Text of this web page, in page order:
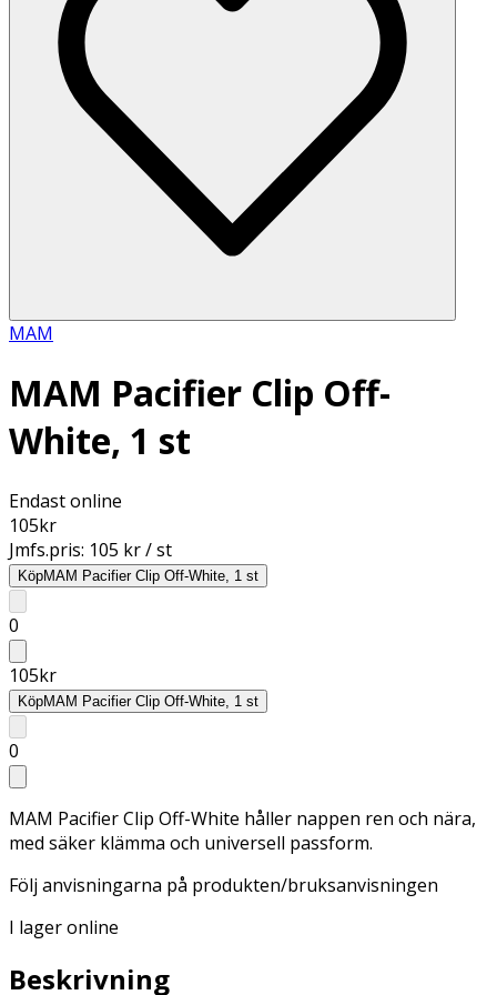
MAM
MAM Pacifier Clip Off-
White, 1 st
Endast online
105kr
Jmfs.pris: 105 kr / st
KöpMAM Pacifier Clip Off-White, 1 st
0
105kr
KöpMAM Pacifier Clip Off-White, 1 st
0
MAM Pacifier Clip Off-White håller nappen ren och nära,
med säker klämma och universell passform.
Följ anvisningarna på produkten/bruksanvisningen
I lager online
Beskrivning